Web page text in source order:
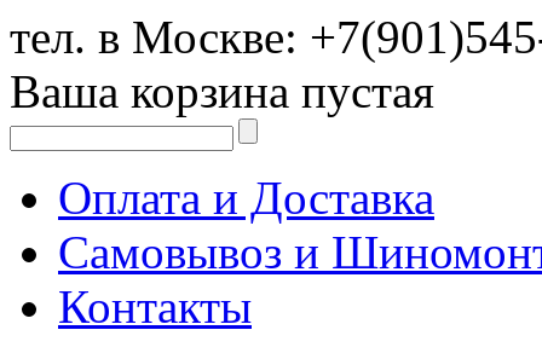
тел. в Москве:
Ваша корзина пустая
Оплата и Доставка
Самовывоз и
Контакты